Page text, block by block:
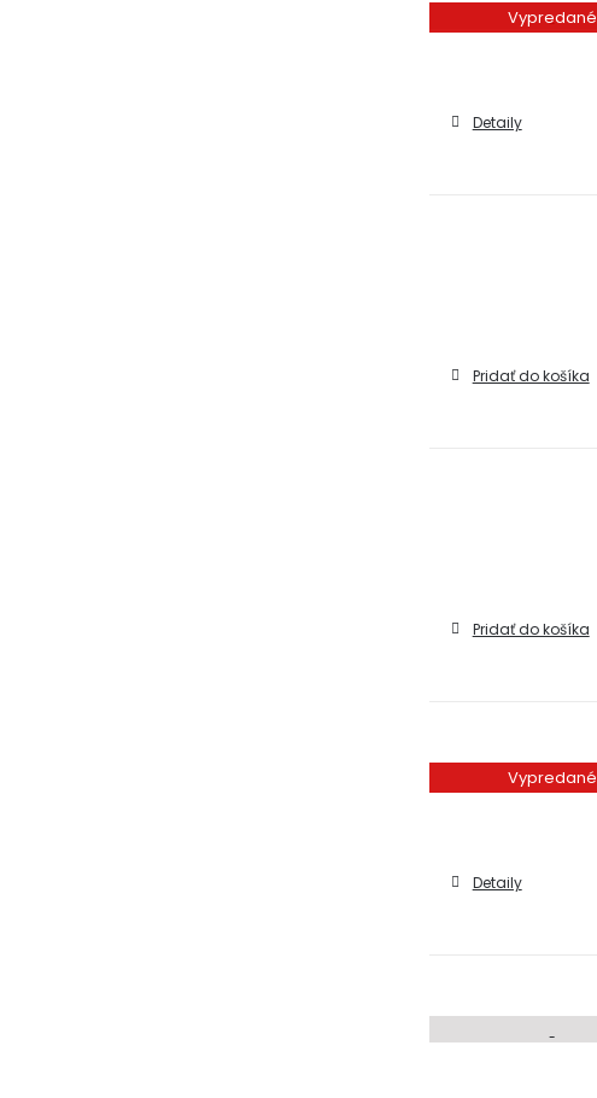
Vypredané
Detaily
Pridať do košíka
Pridať do košíka
Vypredané
Detaily